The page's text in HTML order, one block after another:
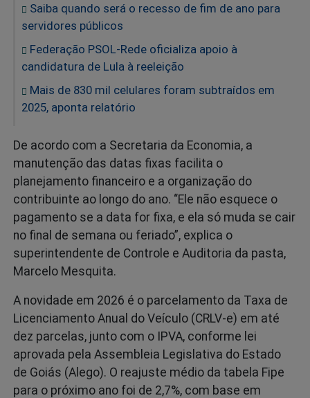
Saiba quando será o recesso de fim de ano para
servidores públicos
Federação PSOL-Rede oficializa apoio à
candidatura de Lula à reeleição
Mais de 830 mil celulares foram subtraídos em
2025, aponta relatório
De acordo com a Secretaria da Economia, a
manutenção das datas fixas facilita o
planejamento financeiro e a organização do
contribuinte ao longo do ano. “Ele não esquece o
pagamento se a data for fixa, e ela só muda se cair
no final de semana ou feriado”, explica o
superintendente de Controle e Auditoria da pasta,
Marcelo Mesquita.
A novidade em 2026 é o parcelamento da Taxa de
Licenciamento Anual do Veículo (CRLV-e) em até
dez parcelas, junto com o IPVA, conforme lei
aprovada pela Assembleia Legislativa do Estado
de Goiás (Alego). O reajuste médio da tabela Fipe
para o próximo ano foi de 2,7%, com base em